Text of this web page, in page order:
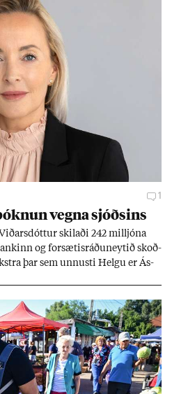
1
vegna sjóðs­ins
skil­aði 242 millj­óna
og for­sæt­is­ráðu­neyt­ið skoð­
þar sem unnusti Helgu er Ás­